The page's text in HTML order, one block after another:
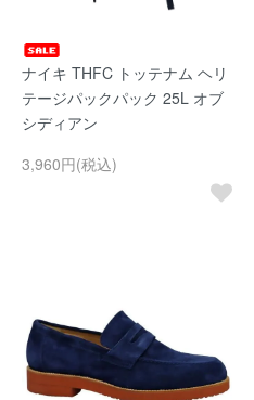
ナイキ THFC トッテナム ヘリ
テージパックパック 25L オブ
シディアン
3,960円(税込)